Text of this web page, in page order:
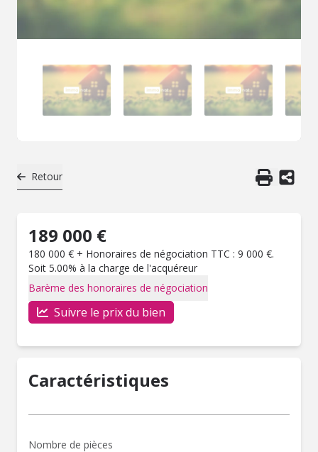
Retour
189 000 €
180 000 € + Honoraires de négociation TTC : 9 000 €.
Soit 5.00% à la charge de l'acquéreur
Barème des honoraires de négociation
Suivre le prix du bien
Caractéristiques
Nombre de pièces